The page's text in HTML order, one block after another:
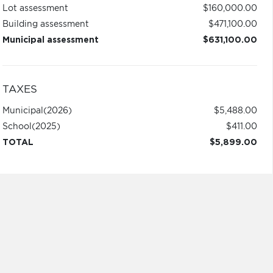
Lot assessment
$160,000.00
Building assessment
$471,100.00
Municipal assessment
$631,100.00
TAXES
Municipal (2026)
$5,488.00
School (2025)
$411.00
TOTAL
$5,899.00